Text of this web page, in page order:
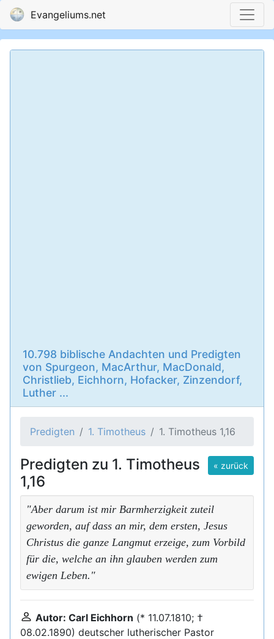
Evangeliums.net
10.798 biblische Andachten und Predigten
von Spurgeon, MacArthur, MacDonald,
Christlieb, Eichhorn, Hofacker, Zinzendorf,
Luther ...
Predigten 1. Timotheus 1. Timotheus 1,16
« zurück
Predigten zu 1. Timotheus
1,16
"Aber darum ist mir Barmherzigkeit zuteil
geworden, auf dass an mir, dem ersten, Jesus
Christus die ganze Langmut erzeige, zum Vorbild
für die, welche an ihn glauben werden zum
ewigen Leben."
Autor: Carl Eichhorn (* 11.07.1810; †
08.02.1890) deutscher lutherischer Pastor